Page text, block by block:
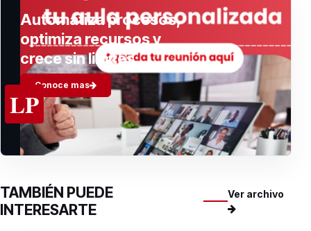
Automatiza procesos,
optimiza recursos y
crece sin limites.
Conoce mas
LP
TAMBIÉN PUEDE
INTERESARTE
Ver archivo